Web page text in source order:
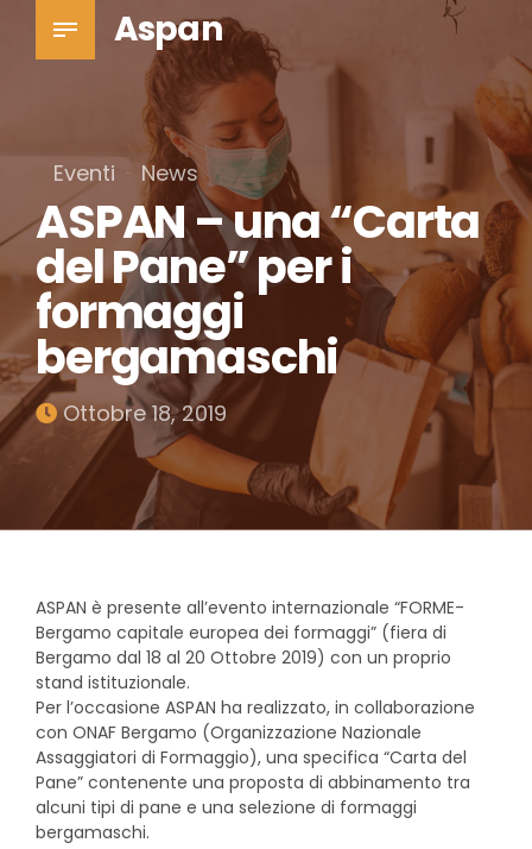
Aspan
Eventi News
ASPAN – una “Carta
del Pane” per i
formaggi
bergamaschi
Ottobre 18, 2019
ASPAN è presente all’evento internazionale “FORME-
Bergamo capitale europea dei formaggi” (fiera di
Bergamo dal 18 al 20 Ottobre 2019) con un proprio
stand istituzionale.
Per l’occasione ASPAN ha realizzato, in collaborazione
con ONAF Bergamo (Organizzazione Nazionale
Assaggiatori di Formaggio), una specifica “Carta del
Pane” contenente una proposta di abbinamento tra
alcuni tipi di pane e una selezione di formaggi
bergamaschi.